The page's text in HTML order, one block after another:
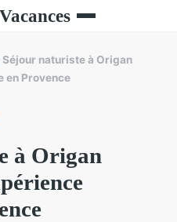
Séjour naturiste à Origan
en Provence
à Origan